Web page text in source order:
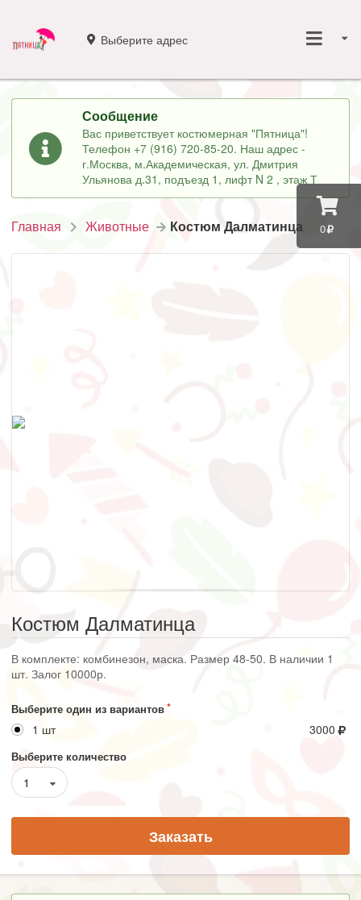
0
Выберите адрес
Сообщение
Вас приветствует костюмерная "Пятница"!
Телефон +7 (916) 720-85-20. Наш адрес -
г.Москва, м.Академическая, ул. Дмитрия
Ульянова д.31, подъезд 1, лифт N 2 , этаж Т
Главная Животные Костюм Далматинца
Костюм Далматинца
В комплекте: комбинезон, маска. Размер 48-50. В наличии 1
шт. Залог 10000р.
Выберите один из вариантов
1 шт 3000
Выберите количество
1
Заказать